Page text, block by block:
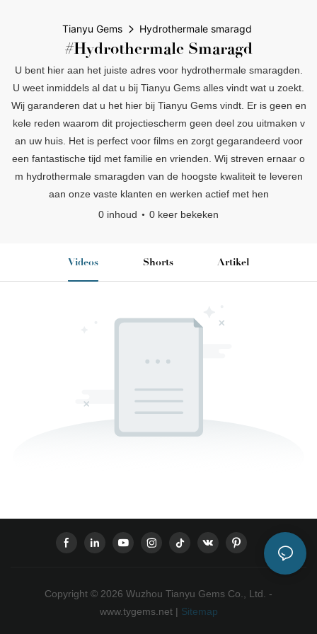
Tianyu Gems Hydrothermale smaragd
#Hydrothermale Smaragd
U bent hier aan het juiste adres voor hydrothermale smaragden.
U weet inmiddels al dat u bij Tianyu Gems alles vindt wat u zoekt.
Wij garanderen dat u het hier bij Tianyu Gems vindt. Er is geen en
kele reden waarom dit projectiescherm geen deel zou uitmaken v
an uw huis. Het is perfect voor films en zorgt gegarandeerd voor
een fantastische tijd met familie en vrienden. Wij streven ernaar o
m hydrothermale smaragden van de hoogste kwaliteit te leveren
aan onze vaste klanten en werken actief met hen
0 inhoud
0 keer bekeken
Videos Shorts Artikel
Copyright © 2026 Wuzhou Tianyu Gems Co., Ltd. -
www.tygems.net | Sitemap